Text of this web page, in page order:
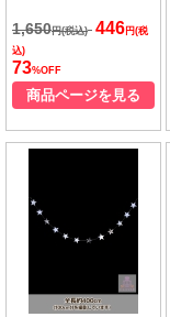
1,650円(税込) 446 円(税
込)
73%OFF
商品ページを見る